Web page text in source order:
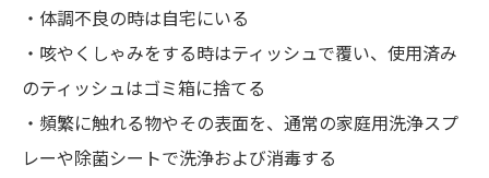
・体調不良の時は自宅にいる
・咳やくしゃみをする時はティッシュで覆い、使用済み
のティッシュはゴミ箱に捨てる
・頻繁に触れる物やその表面を、通常の家庭用洗浄スプ
レーや除菌シートで洗浄および消毒する